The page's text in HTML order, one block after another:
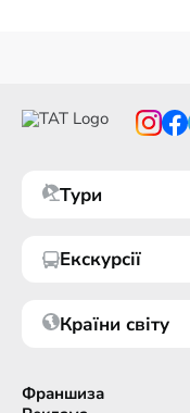
Тури
Екскурсії
Країни світу
Франшиза